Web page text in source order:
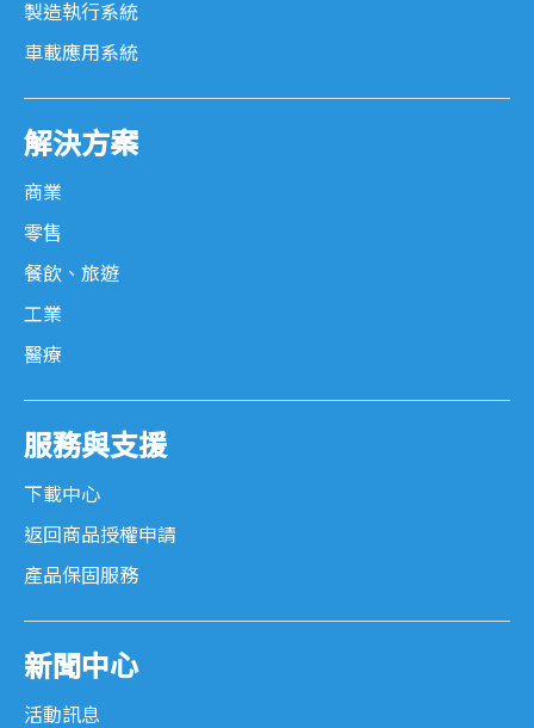
製造執行系統
車載應用系統
解決方案
商業
零售
餐飲、旅遊
工業
醫療
服務與支援
下載中心
返回商品授權申請
產品保固服務
新聞中心
活動訊息